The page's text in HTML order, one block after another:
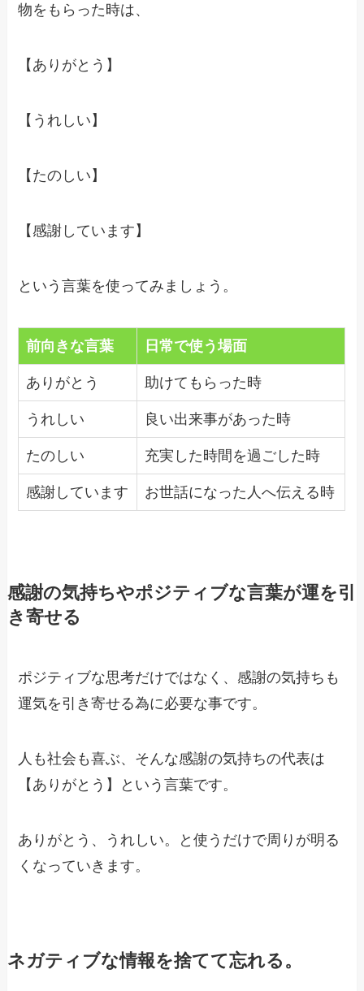
物をもらった時は、
【ありがとう】
【うれしい】
【たのしい】
【感謝しています】
という言葉を使ってみましょう。
前向きな言葉 日常で使う場面
ありがとう 助けてもらった時
うれしい 良い出来事があった時
たのしい 充実した時間を過ごした時
感謝しています お世話になった人へ伝える時
感謝の気持ちやポジティブな言葉が運を引
き寄せる
ポジティブな思考だけではなく、感謝の気持ちも
運気を引き寄せる為に必要な事です。
人も社会も喜ぶ、そんな感謝の気持ちの代表は
【ありがとう】という言葉です。
ありがとう、うれしい。と使うだけで周りが明る
くなっていきます。
ネガティブな情報を捨てて忘れる。